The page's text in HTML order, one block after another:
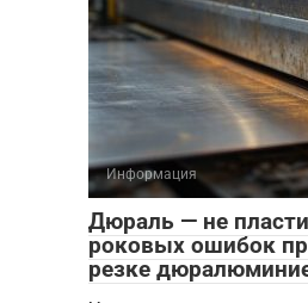
Информация
Дюраль — не
роковых ошибок
резке